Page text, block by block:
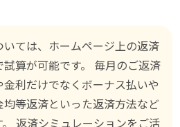
ては、ホームページ上の返済
算が可能です。 毎月のご返済
利だけでなくボーナス払いや
等返済といった返済方法など
返済シミュレーションをご活